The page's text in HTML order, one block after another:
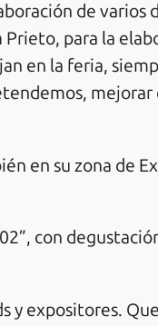
de varios
para la
en la feria,
mejorar
en su zona de
con
y expositores.